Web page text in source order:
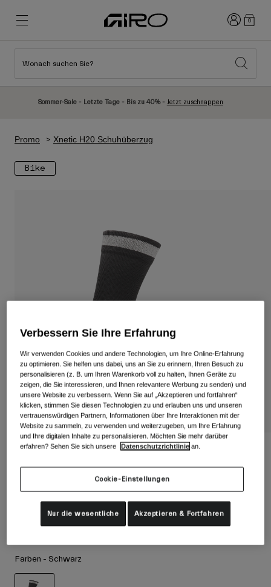
Neuzugänge
Rennrad Helme
Schuhe
Rennrad Schuhe
Gravel Schuhe
Alle anzeigen
Bekleidung
Mountainbike Bekleidung
Zubehör
Goggles
Neuzugänge
Ski
Snowboard
Mit austauschbaren Gläsern
Damen
Ersatzgläser
Alle anzeigen
Kinder
Alle anzeigen
Anmelden
0
Wonach suchen Sie?
Sommer-Sale - Letzte Tage - Bis zu 40% - Jetzt zuschnappen
Promo Xnetic H20 Schuhüberzug
Bike
Xnetic H20 Schuhüberzug
Price reduced from
75,95 € to
Farben - Schwarz
Verbessern Sie Ihre Erfahrung
Wir verwenden Cookies und andere Technologien, um Ihre Online-Erfahrung
zu optimieren. Sie helfen uns dabei, uns an Sie zu erinnern, Ihren Besuch zu
personalisieren (z. B. um Ihren Warenkorb voll zu halten, Ihnen Geräte zu
zeigen, die Sie interessieren, und Ihnen relevantere Werbung zu senden) und
unsere Website zu verbessern. Wenn Sie auf „Akzeptieren und fortfahren“
klicken, stimmen Sie diesen Technologien zu und erlauben uns und unseren
vertrauenswürdigen Partnern, Informationen über Ihre Interaktionen mit der
Website zu sammeln, zu verwenden und weiterzugeben, um Ihre Erfahrung
und Ihre digitalen Inhalte zu personalisieren. Möchten Sie mehr darüber
erfahren? Sehen Sie sich unsere
Datenschutzrichtlinie an.
Cookie-Einstellungen
Nur die wesentliche Akzeptieren & Fortfahren